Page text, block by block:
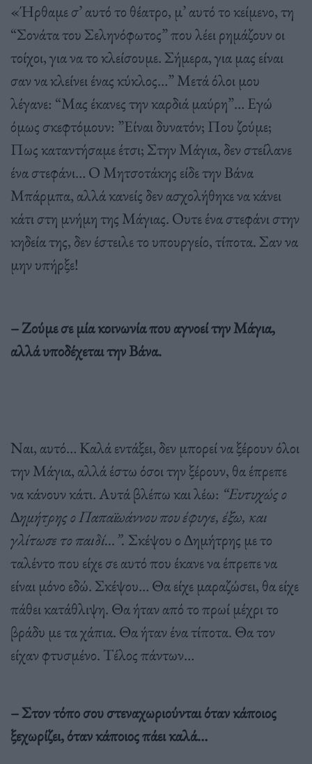
«Ήρθαµε σ’ αυτό το θέατρο, µ’ αυτό το κείµενο, τη
“Σονάτα του Σεληνόφωτος” που λέει ρηµάζουν οι
τοίχοι, για να το κλείσουµε. Σήµερα, για µας είναι
σαν να κλείνει ένας κύκλος…” Μετά όλοι µου
λέγανε: “Μας έκανες την καρδιά µαύρη”… Εγώ
όµως σκεφτόµουν: ”Είναι δυνατόν; Που ζούµε;
Πως καταντήσαµε έτσι; Στην Μάγια, δεν στείλανε
ένα στεφάνι… Ο Μητσοτάκης είδε την Βάνα
Μπάρµπα, αλλά κανείς δεν ασχολήθηκε να κάνει
κάτι στη µνήµη της Μάγιας. Ουτε ένα στεφάνι στην
κηδεία της, δεν έστειλε το υπουργείο, τίποτα. Σαν να
µην υπήρξε!
– Ζούµε σε µία κοινωνία που αγνοεί την Μάγια,
αλλά υποδέχεται την Βάνα.
Ναι, αυτό… Καλά εντάξει, δεν µπορεί να ξέρουν όλοι
την Μάγια, αλλά έστω όσοι την ξέρουν, θα έπρεπε
να κάνουν κάτι. Αυτά βλέπω και λέω: “Ευτυχώς ο
∆ηµήτρης ο Παπαϊωάννου που έφυγε, έξω, και
γλίτωσε το παιδί…”. Σκέψου ο ∆ηµήτρης µε το
ταλέντο που είχε σε αυτό που έκανε να έπρεπε να
είναι µόνο εδώ. Σκέψου… Θα είχε µαραζώσει, θα είχε
πάθει κατάθλιψη. Θα ήταν από το πρωί µέχρι το
βράδυ µε τα χάπια. Θα ήταν ένα τίποτα. Θα τον
είχαν φτυσµένο. Τέλος πάντων…
– Στον τόπο σου στεναχωριούνται όταν κάποιος
ξεχωρίζει, όταν κάποιος πάει καλά…